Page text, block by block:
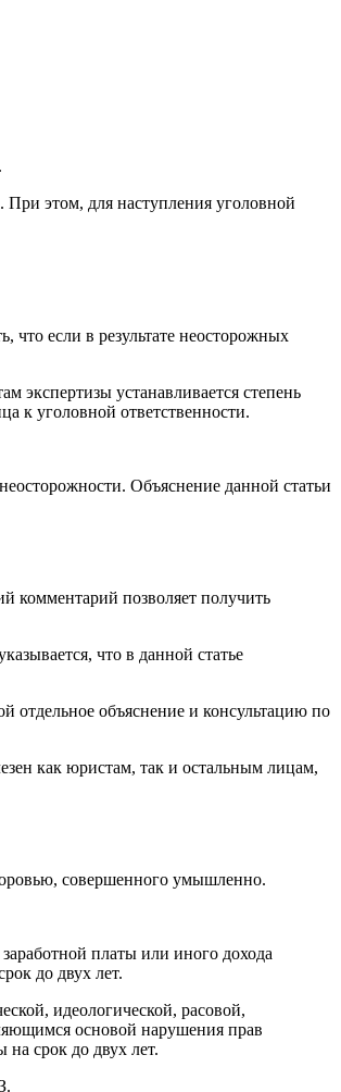
При этом, для наступления уголовной
что если в результате неосторожных
экспертизы устанавливается степень
к уголовной ответственности.
Объяснение данной статьи
комментарий позволяет получить
что в данной статье
отдельное объяснение и консультацию по
как юристам, так и остальным лицам,
совершенного умышленно.
платы или иного дохода
до двух лет.
идеологической, расовой,
основой нарушения прав
срок до двух лет.